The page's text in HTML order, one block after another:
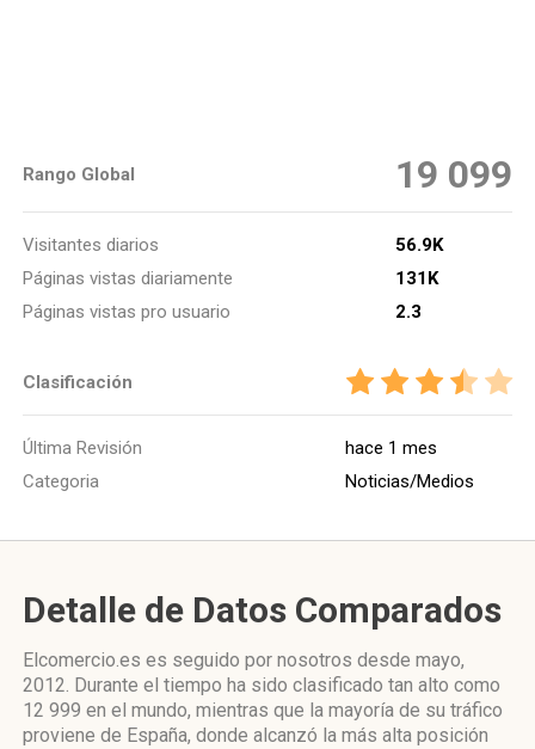
Rango Global 19 099
Visitantes diarios
56.9K
Páginas vistas diariamente
131K
Páginas vistas pro usuario
2.3
Clasificación
Última Revisión
hace 1 mes
Categoria
Noticias/Medios
Detalle de Datos Comparados
Elcomercio.es es seguido por nosotros desde mayo,
2012. Durante el tiempo ha sido clasificado tan alto como
12 999 en el mundo, mientras que la mayoría de su tráfico
proviene de España, donde alcanzó la más alta posición